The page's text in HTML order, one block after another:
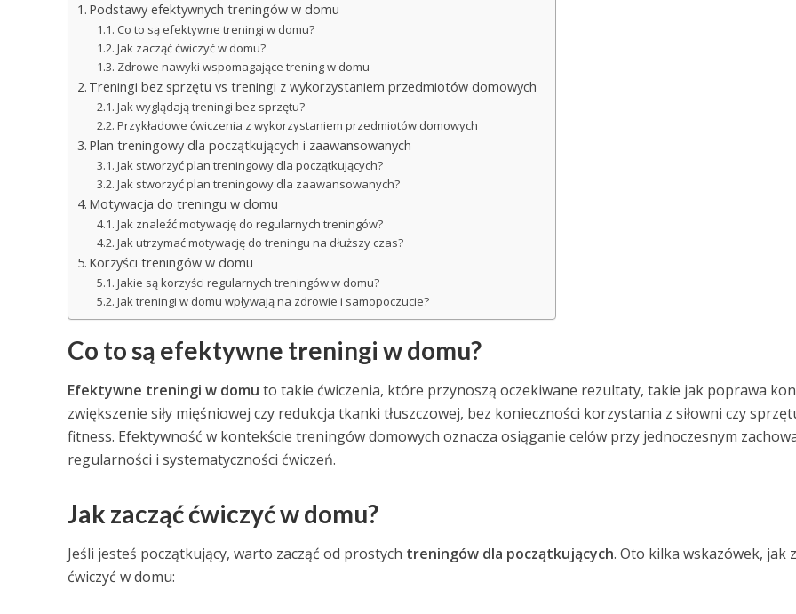
Podstawy efektywnych treningów w domu
Co to są efektywne treningi w domu?
Jak zacząć ćwiczyć w domu?
Zdrowe nawyki wspomagające trening w domu
Treningi bez sprzętu vs treningi z wykorzystaniem przedmiotów domowych
Jak wyglądają treningi bez sprzętu?
Przykładowe ćwiczenia z wykorzystaniem przedmiotów domowych
Plan treningowy dla początkujących i zaawansowanych
Jak stworzyć plan treningowy dla początkujących?
Jak stworzyć plan treningowy dla zaawansowanych?
Motywacja do treningu w domu
Jak znaleźć motywację do regularnych treningów?
Jak utrzymać motywację do treningu na dłuższy czas?
Korzyści treningów w domu
Jakie są korzyści regularnych treningów w domu?
Jak treningi w domu wpływają na zdrowie i samopoczucie?
Co to są efektywne treningi w domu?
Efektywne treningi w domu to takie ćwiczenia, które przynoszą oczekiwane rezultaty, takie jak poprawa
zwiększenie siły mięśniowej czy redukcja tkanki tłuszczowej, bez konieczności korzystania z siłowni czy
fitness. Efektywność w kontekście treningów domowych oznacza osiąganie celów przy jednoczesnym
regularności i systematyczności ćwiczeń.
Jak zacząć ćwiczyć w domu?
Jeśli jesteś początkujący, warto zacząć od prostych treningów dla początkujących. Oto kilka wskazówek, jak
ćwiczyć w domu: